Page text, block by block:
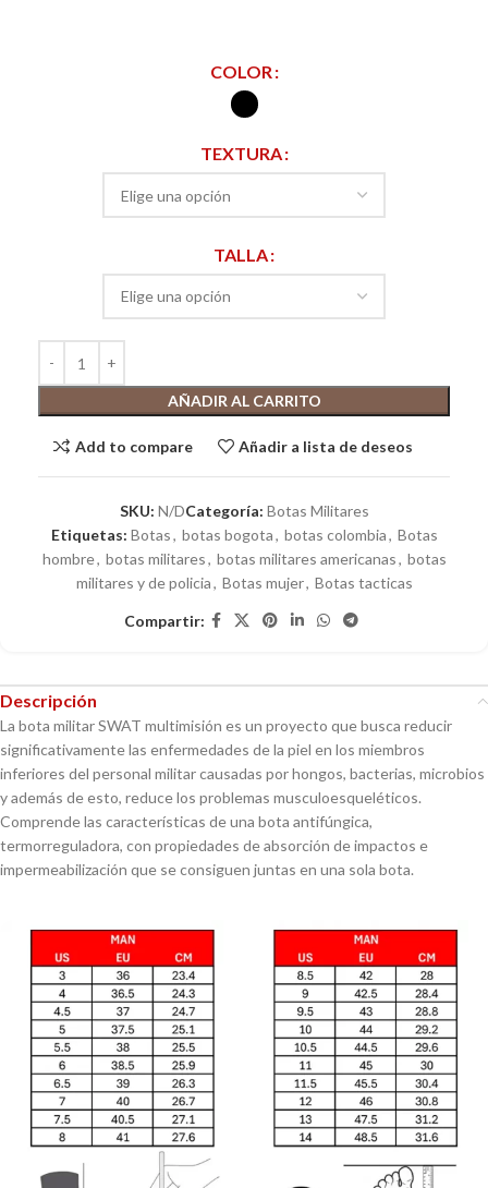
COLOR
TEXTURA
TALLA
AÑADIR AL CARRITO
Add to compare Añadir a lista de deseos
SKU: N/DCategoría: Botas Militares
Etiquetas: Botas, botas bogota, botas colombia, Botas
hombre, botas militares, botas militares americanas, botas
militares y de policia, Botas mujer, Botas tacticas
Compartir:
Descripción
La bota militar SWAT multimisión es un proyecto que busca reducir
significativamente las enfermedades de la piel en los miembros
inferiores del personal militar causadas por hongos, bacterias, microbios
y además de esto, reduce los problemas musculoesqueléticos.
Comprende las características de una bota antifúngica,
termorreguladora, con propiedades de absorción de impactos e
impermeabilización que se consiguen juntas en una sola bota.